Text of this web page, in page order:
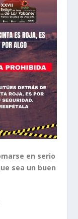
en serio
sea un buen